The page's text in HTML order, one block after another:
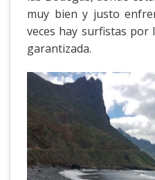
muy bien y justo
veces hay surfistas por
garantizada.